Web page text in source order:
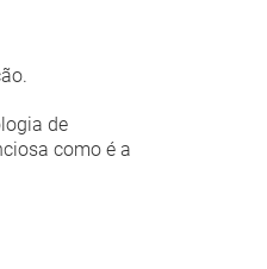
de
como é a